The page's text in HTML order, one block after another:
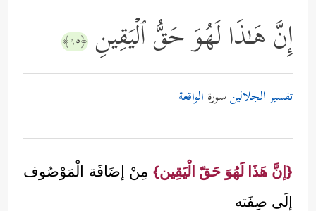
إِنَّ هَـٰذَا لَهُوَ حَقُّ ٱلۡیَقِینِ ﴿٩٥﴾
تفسير الجلالينسورة الواقعة
{إنَّ هَذَا لَهُوَ حَقّ الْيَقِين} مِنْ إضَافَة الْمَوْصُوف
إلَى صِفَته